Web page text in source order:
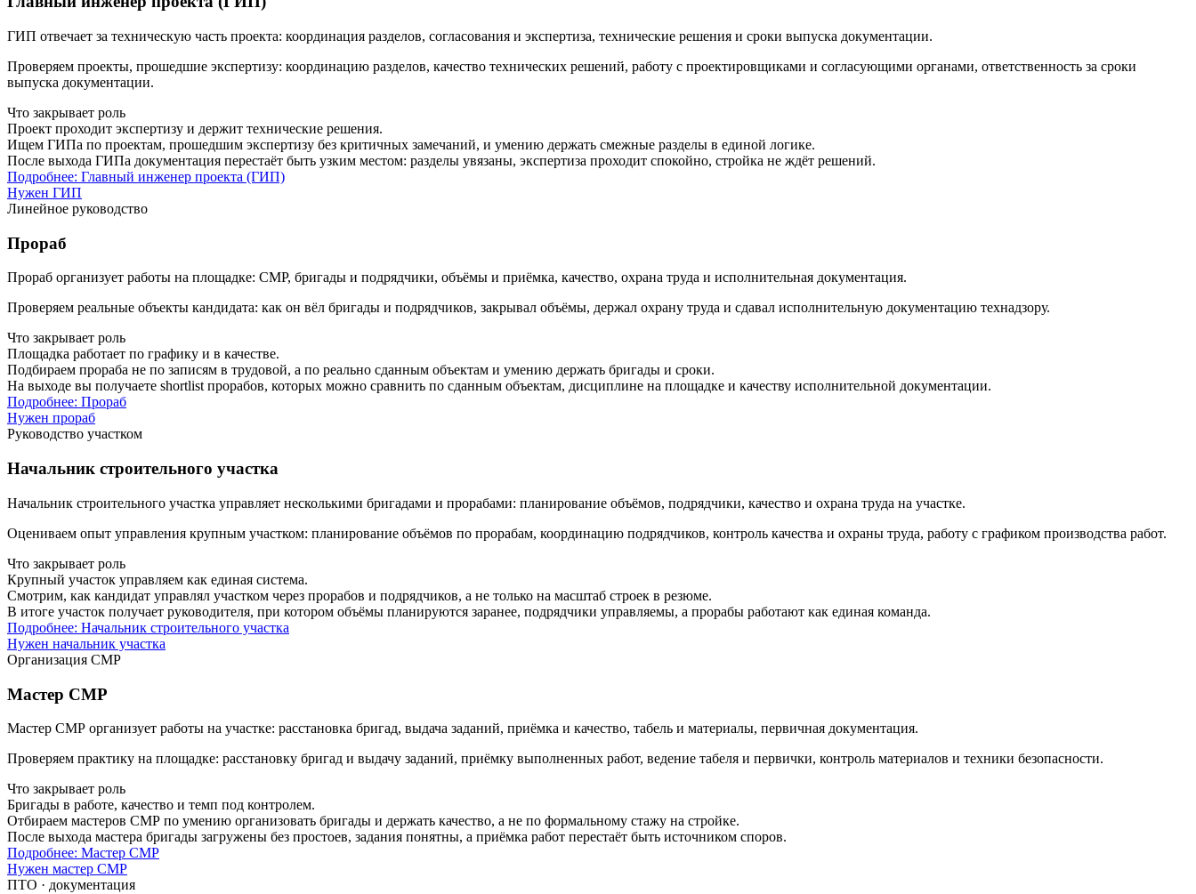
ГИП отвечает за техническую часть проекта: координация разделов, согласования и экспертиза, технические решения и сроки выпуска документации.
Проверяем проекты, прошедшие экспертизу: координацию разделов, качество технических решений, работу с проектировщиками и согласующими органами, ответственность за сроки
выпуска документации.
Что закрывает роль
Проект проходит экспертизу и держит технические решения.
Ищем ГИПа по проектам, прошедшим экспертизу без критичных замечаний, и умению держать смежные разделы в единой логике.
После выхода ГИПа документация перестаёт быть узким местом: разделы увязаны, экспертиза проходит спокойно, стройка не ждёт решений.
Подробнее: Главный инженер проекта (ГИП)
Нужен ГИП
Линейное руководство
Прораб
Прораб организует работы на площадке: СМР, бригады и подрядчики, объёмы и приёмка, качество, охрана труда и исполнительная документация.
Проверяем реальные объекты кандидата: как он вёл бригады и подрядчиков, закрывал объёмы, держал охрану труда и сдавал исполнительную документацию технадзору.
Что закрывает роль
Площадка работает по графику и в качестве.
Подбираем прораба не по записям в трудовой, а по реально сданным объектам и умению держать бригады и сроки.
На выходе вы получаете shortlist прорабов, которых можно сравнить по сданным объектам, дисциплине на площадке и качеству исполнительной документации.
Подробнее: Прораб
Нужен прораб
Руководство участком
Начальник строительного участка
Начальник строительного участка управляет несколькими бригадами и прорабами: планирование объёмов, подрядчики, качество и охрана труда на участке.
Оцениваем опыт управления крупным участком: планирование объёмов по прорабам, координацию подрядчиков, контроль качества и охраны труда, работу с графиком производства работ.
Что закрывает роль
Крупный участок управляем как единая система.
Смотрим, как кандидат управлял участком через прорабов и подрядчиков, а не только на масштаб строек в резюме.
В итоге участок получает руководителя, при котором объёмы планируются заранее, подрядчики управляемы, а прорабы работают как единая команда.
Подробнее: Начальник строительного участка
Нужен начальник участка
Организация СМР
Мастер СМР
Мастер СМР организует работы на участке: расстановка бригад, выдача заданий, приёмка и качество, табель и материалы, первичная документация.
Проверяем практику на площадке: расстановку бригад и выдачу заданий, приёмку выполненных работ, ведение табеля и первички, контроль материалов и техники безопасности.
Что закрывает роль
Бригады в работе, качество и темп под контролем.
Отбираем мастеров СМР по умению организовать бригады и держать качество, а не по формальному стажу на стройке.
После выхода мастера бригады загружены без простоев, задания понятны, а приёмка работ перестаёт быть источником споров.
Подробнее: Мастер СМР
Нужен мастер СМР
ПТО · документация